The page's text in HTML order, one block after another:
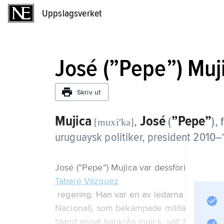
Uppslagsverket
José (”Pepe”)
Skriv ut
Mujica [muxiʹka], José (”Pepe”),
uruguaysk politiker, president
José (”Pepe”) Mujica var dessförinnan
Tabaré Vázquez
regering. Han var en av ledarna för
Nacional), som bekämpade
bland annat bankrån ingick, satt han